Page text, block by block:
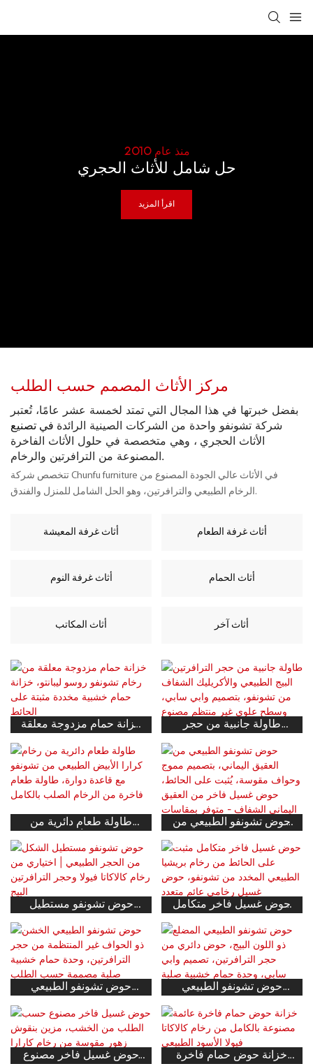
منذ عام 2010
حل شامل للأثاث الحجري
اقرأ المزيد
مركز الأثاث المصمم حسب الطلب
بفضل خبرتها في هذا المجال التي تمتد لخمسة عشر عامًا، تُعتبر
شركة تشونفو واحدة من الشركات الصينية الرائدة في تصنيع
الأثاث الحجري ، وهي متخصصة في حلول الأثاث الفاخرة
المصنوعة من الترافرتين والرخام.
تتخصص شركة Chunfu furniture في الأثاث عالي الجودة المصنوع من
الرخام الطبيعي والترافرتين، وهو الحل الشامل للمنزل والفندق.
أثاث غرفة المعيشة أثاث غرفة الطعام
أثاث غرفة النوم أثاث الحمام
أثاث المكاتب أثاث آخر
خزانة حمام مزدوجة معلقة
ليبانتو، خزانة حمام خشبية
مخددة مثبتة على الحائط
طاولة جانبية من حجر
والأكريليك الشفاف من
تشونفو، بتصميم وابي سابي،
وسطح علوي غير منتظم
مصنوع حسب الطلب من
مواد عضوية.
طاولة طعام دائرية من
من تشونفو مع قاعدة دوارة،
طاولة طعام فاخرة من
الرخام الصلب بالكامل
حوض تشونفو الطبيعي من
مموج وحواف مقوسة، يُثبت
على الحائط، حوض غسيل
فاخر من العقيق اليماني
الشفاف - متوفر بمقاسات
حسب الطلب
حوض تشونفو مستطيل
اختياري من رخام كالاكاتا
فيولا وحجر الترافرتين البيج
حوض غسيل فاخر متكامل
بريشيا الطبيعي المخدد من
تشونفو، حوض غسيل
رخامي عائم متعدد
الاستخدامات
حوض تشونفو الطبيعي
المنتظمة من حجر
الترافرتين، وحدة حمام
خشبية صلبة مصممة حسب
الطلب
حوض تشونفو الطبيعي
دائري من حجر الترافرتين،
تصميم وابي سابي، وحدة
حمام خشبية صلبة معلقة
حسب الطلب
حوض غسيل فاخر مصنوع
خزانة حوض حمام فاخرة